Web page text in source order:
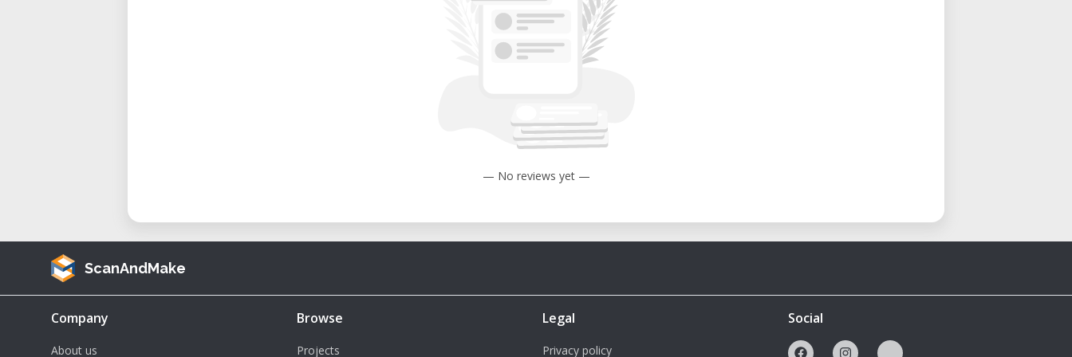
• Software: Trotec JobControl®, kompatibel mit Illustrator, CorelDraw etc.
Serienproduktion.
• Bildung & Forschung: Vermittlung digitaler Fertigung in Lehre und
Projektarbeit.
• Höchste Präzision: Saubere Schnittkanten und feine Gravuren in hoher
— No reviews yet —
ScanAndMake
Company
About us
Browse
Projects
Legal
Privacy policy
Social